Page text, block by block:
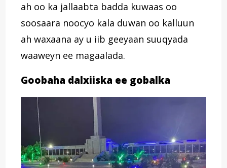
ah oo ka jallaabta badda kuwaas oo
soosaara noocyo kala duwan oo kalluun
ah waxaana ay u iib geeyaan suuqyada
waaweyn ee magaalada.
Goobaha dalxiiska ee gobalka